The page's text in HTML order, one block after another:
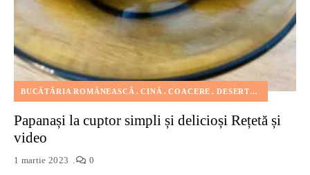
BUCĂTĂRIA ROMÂNEASCĂ CINĂ COACERE DESERT FELURI DE
Papanași la cuptor simpli și delicioși Rețetă și
video
1 martie 2023 0